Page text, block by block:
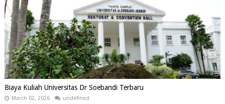
Biaya Kuliah Universitas Dr Soebandi Terbaru
March 02, 2026 undefined